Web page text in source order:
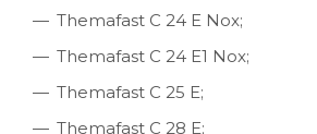
Themafast C 24 E Nox;
Themafast C 24 E1 Nox;
Themafast C 25 E;
Themafast C 28 E;